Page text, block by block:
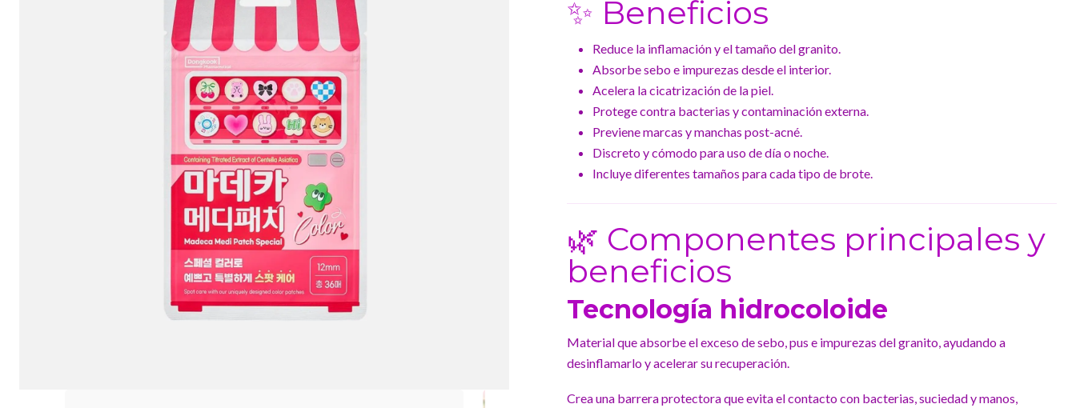
✨ Beneficios
Reduce la inflamación y el tamaño del granito.
Absorbe sebo e impurezas desde el interior.
Acelera la cicatrización de la piel.
Protege contra bacterias y contaminación externa.
Previene marcas y manchas post-acné.
Discreto y cómodo para uso de día o noche.
Incluye diferentes tamaños para cada tipo de brote.
🌿 Componentes principales y
beneficios
Tecnología hidrocoloide
Material que absorbe el exceso de sebo, pus e impurezas del granito, ayudando a
desinflamarlo y acelerar su recuperación.
Crea una barrera protectora que evita el contacto con bacterias, suciedad y manos,